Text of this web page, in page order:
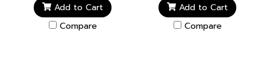
Add to Cart
Compare
Add to Cart
Compare